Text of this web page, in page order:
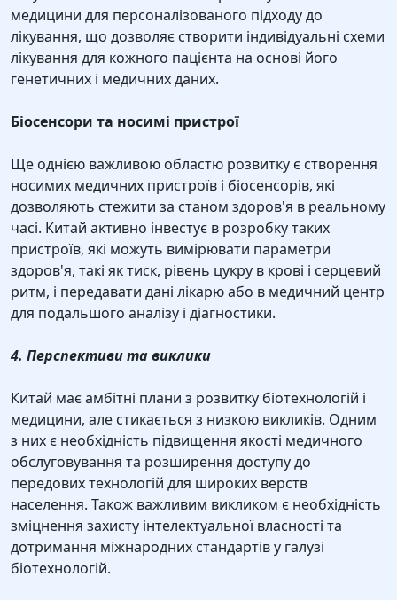
медицини для персоналізованого підходу до
лікування, що дозволяє створити індивідуальні схеми
лікування для кожного пацієнта на основі його
генетичних і медичних даних.
Біосенсори та носимі пристрої
Ще однією важливою областю розвитку є створення
носимих медичних пристроїв і біосенсорів, які
дозволяють стежити за станом здоров'я в реальному
часі. Китай активно інвестує в розробку таких
пристроїв, які можуть вимірювати параметри
здоров'я, такі як тиск, рівень цукру в крові і серцевий
ритм, і передавати дані лікарю або в медичний центр
для подальшого аналізу і діагностики.
4. Перспективи та виклики
Китай має амбітні плани з розвитку біотехнологій і
медицини, але стикається з низкою викликів. Одним
з них є необхідність підвищення якості медичного
обслуговування та розширення доступу до
передових технологій для широких верств
населення. Також важливим викликом є необхідність
зміцнення захисту інтелектуальної власності та
дотримання міжнародних стандартів у галузі
біотехнологій.